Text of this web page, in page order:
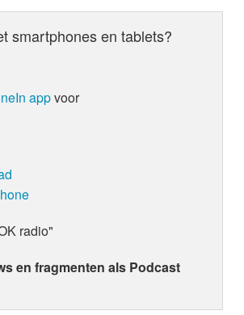
smartphones en tablets?
appvoor
radio"
en fragmenten als Podcast